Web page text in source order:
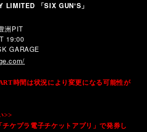
LIMITED 「SIX GUNʼS 」
洲PIT
19:00
GARAGE
時間は状況により変更になる可能性が
>>
ケプラ電子チケットアプリ」で発券し